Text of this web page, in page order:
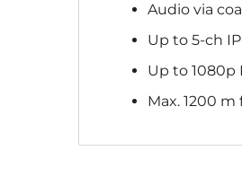
Audio via
Up to 5-ch
Up to 1080p
Max. 1200 m